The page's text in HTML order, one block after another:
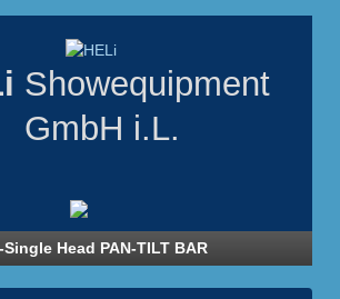
Showequipment
GmbH i.L.
Head PAN-TILT BAR